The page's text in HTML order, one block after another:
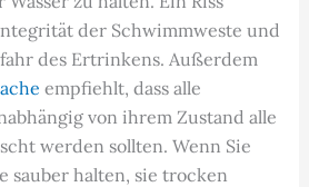
der Schwimmweste und
des Ertrinkens. Außerdem
empfiehlt, dass alle
von ihrem Zustand alle
werden sollten. Wenn Sie
sauber halten, sie trocken